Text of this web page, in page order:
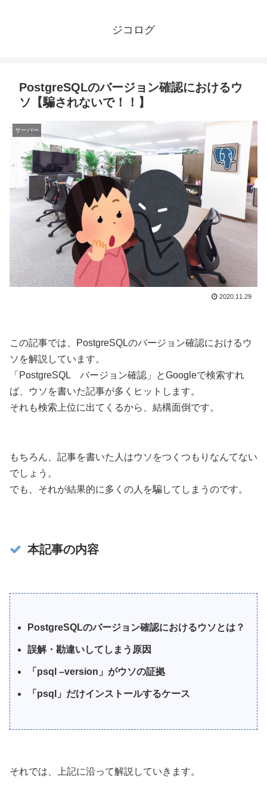
ジコログ
PostgreSQLのバージョン確認におけるウ
ソ【騙されないで！！】
サーバー
2020.11.29
この記事では、PostgreSQLのバージョン確認におけるウ
ソを解説しています。
「PostgreSQL バージョン確認」とGoogleで検索すれ
ば、ウソを書いた記事が多くヒットします。
それも検索上位に出てくるから、結構面倒です。
もちろん、記事を書いた人はウソをつくつもりなんてない
でしょう。
でも、それが結果的に多くの人を騙してしまうのです。
本記事の内容
PostgreSQLのバージョン確認におけるウソとは？
誤解・勘違いしてしまう原因
「psql –version」がウソの証拠
「psql」だけインストールするケース
それでは、上記に沿って解説していきます。